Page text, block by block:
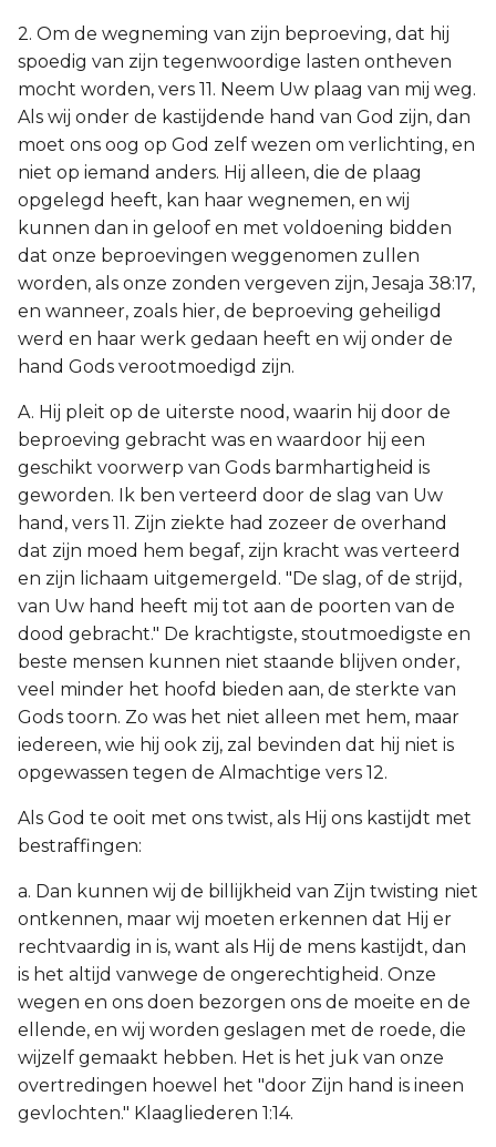
2. Om de wegneming van zijn beproeving, dat hij
spoedig van zijn tegenwoordige lasten ontheven
mocht worden, vers 11. Neem Uw plaag van mij weg.
Als wij onder de kastijdende hand van God zijn, dan
moet ons oog op God zelf wezen om verlichting, en
niet op iemand anders. Hij alleen, die de plaag
opgelegd heeft, kan haar wegnemen, en wij
kunnen dan in geloof en met voldoening bidden
dat onze beproevingen weggenomen zullen
worden, als onze zonden vergeven zijn, Jesaja 38:17,
en wanneer, zoals hier, de beproeving geheiligd
werd en haar werk gedaan heeft en wij onder de
hand Gods verootmoedigd zijn.
A. Hij pleit op de uiterste nood, waarin hij door de
beproeving gebracht was en waardoor hij een
geschikt voorwerp van Gods barmhartigheid is
geworden. Ik ben verteerd door de slag van Uw
hand, vers 11. Zijn ziekte had zozeer de overhand
dat zijn moed hem begaf, zijn kracht was verteerd
en zijn lichaam uitgemergeld. "De slag, of de strijd,
van Uw hand heeft mij tot aan de poorten van de
dood gebracht." De krachtigste, stoutmoedigste en
beste mensen kunnen niet staande blijven onder,
veel minder het hoofd bieden aan, de sterkte van
Gods toorn. Zo was het niet alleen met hem, maar
iedereen, wie hij ook zij, zal bevinden dat hij niet is
opgewassen tegen de Almachtige vers 12.
Als God te ooit met ons twist, als Hij ons kastijdt met
bestraffingen:
a. Dan kunnen wij de billijkheid van Zijn twisting niet
ontkennen, maar wij moeten erkennen dat Hij er
rechtvaardig in is, want als Hij de mens kastijdt, dan
is het altijd vanwege de ongerechtigheid. Onze
wegen en ons doen bezorgen ons de moeite en de
ellende, en wij worden geslagen met de roede, die
wijzelf gemaakt hebben. Het is het juk van onze
overtredingen hoewel het "door Zijn hand is ineen
gevlochten." Klaagliederen 1:14.